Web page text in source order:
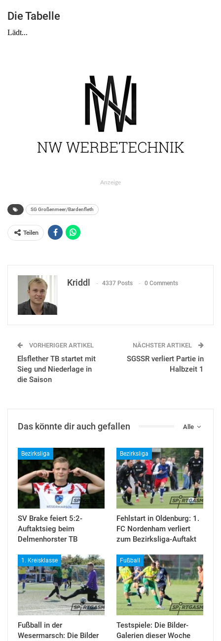
Die Tabelle
Anzeige
SG Großenmeer/Bardenfleth
Teilen
Kriddl 4337 Posts 0 Comments
VORHERIGER ARTIKEL
Elsflether TB startet mit
Sieg und Niederlage in
die Saison
NÄCHSTER ARTIKEL
SGSSR verliert Partie in
Halbzeit 1
Alle
Das könnte dir auch gefallen
Bezirksliga
SV Brake feiert 5:2-
Auftaktsieg beim
Delmenhorster TB
Bezirksliga
Fehlstart in Oldenburg: 1.
FC Nordenham verliert
zum Bezirksliga-Auftakt
1. Kreisklasse
Fußball in der
Wesermarsch: Die Bilder
Fußball
Testspiele: Die Bilder-
Galerien dieser Woche